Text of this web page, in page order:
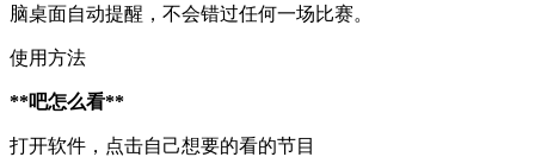
脑桌面自动提醒，不会错过任何一场比赛。
使用方法
**吧怎么看**
打开软件，点击自己想要的看的节目